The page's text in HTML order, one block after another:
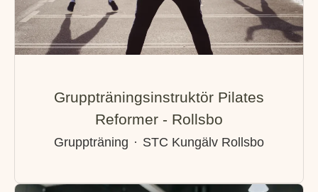
Gruppträningsinstruktör Pilates
Reformer - Rollsbo
Gruppträning · STC Kungälv Rollsbo